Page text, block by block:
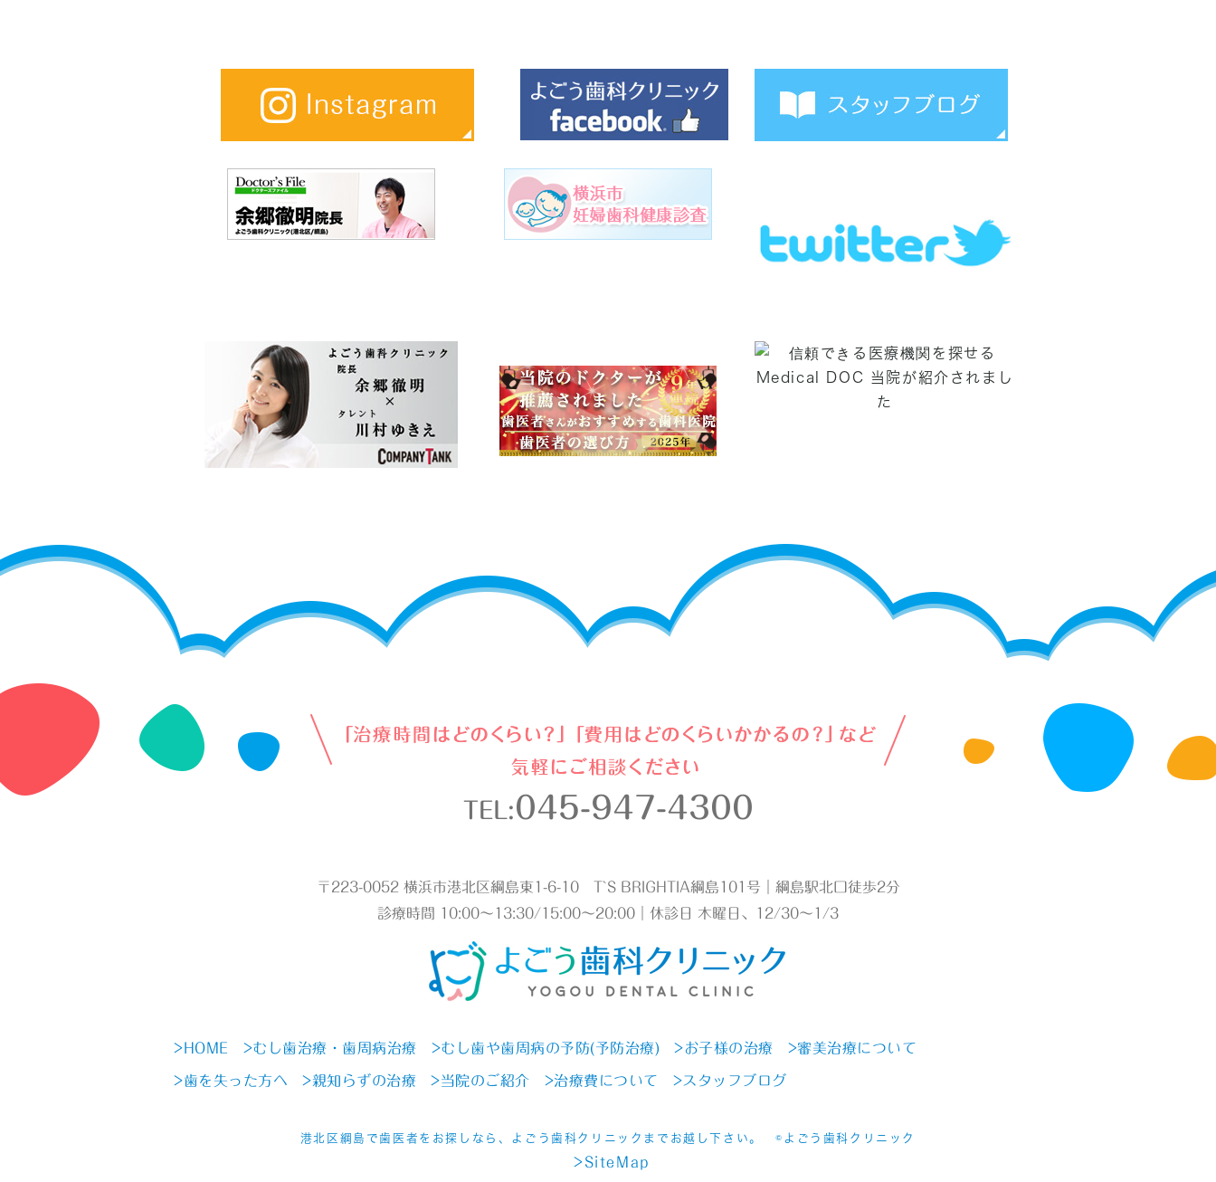
TEL:045-947-4300
〒223-0052 横浜市港北区綱島東1-6-10 T`S BRIGHTIA綱島101号｜綱島駅北口徒歩2分
診療時間 10:00～13:30/15:00～20:00｜休診日 木曜日、12/30～1/3
>HOME >むし歯治療・歯周病治療 >むし歯や歯周病の予防(予防治療) >お子様の治療 >審美治療について
>歯を失った方へ >親知らずの治療 >当院のご紹介 >治療費について >スタッフブログ
港北区綱島で歯医者をお探しなら、よごう歯科クリニックまでお越し下さい。 ©よごう歯科クリニック
>SiteMap